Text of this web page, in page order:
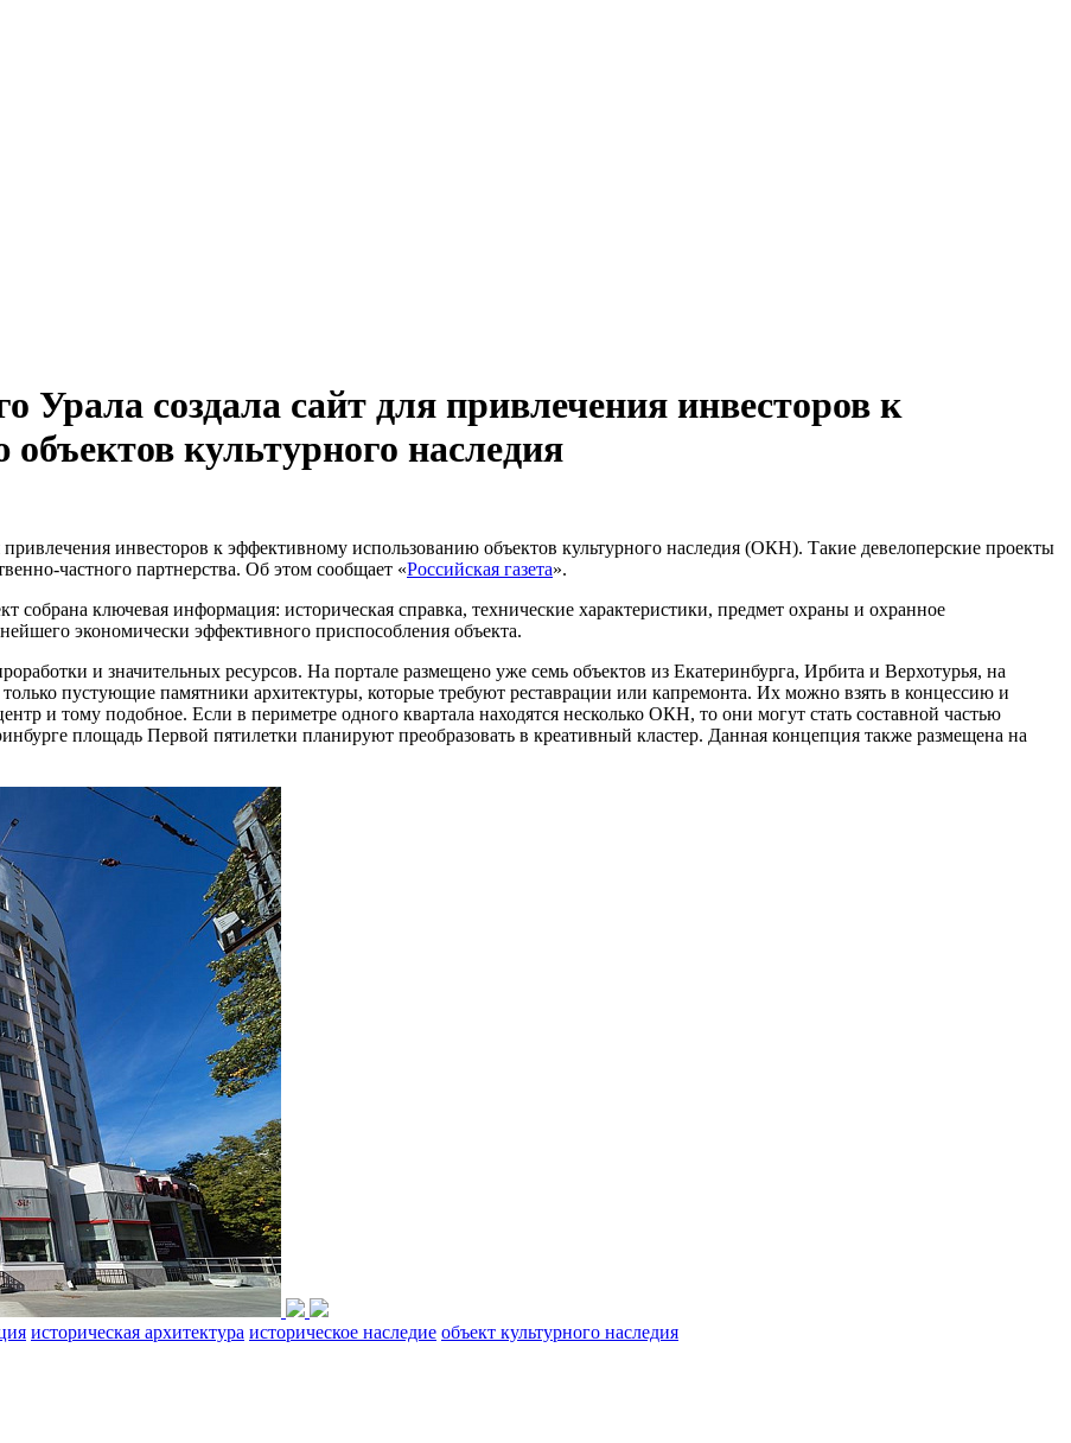
Урала создала сайт для привлечения инвесторов к
культурного наследия
инвесторов к эффективному использованию объектов культурного наследия (ОКН). Такие девелоперские проекты
частного партнерства. Об этом сообщает «Российская газета».
ключевая информация: историческая справка, технические характеристики, предмет охраны и охранное
экономически эффективного приспособления объекта.
и значительных ресурсов. На портале размещено уже семь объектов из Екатеринбурга, Ирбита и Верхотурья, на
пустующие памятники архитектуры, которые требуют реставрации или капремонта. Их можно взять в концессию и
и тому подобное. Если в периметре одного квартала находятся несколько ОКН, то они могут стать составной частью
площадь Первой пятилетки планируют преобразовать в креативный кластер. Данная концепция также размещена на
историческая архитектура историческое наследие объект культурного наследия